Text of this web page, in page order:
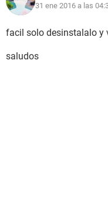
31 ene 2016 a las
facil solo desinstalalo y
saludos